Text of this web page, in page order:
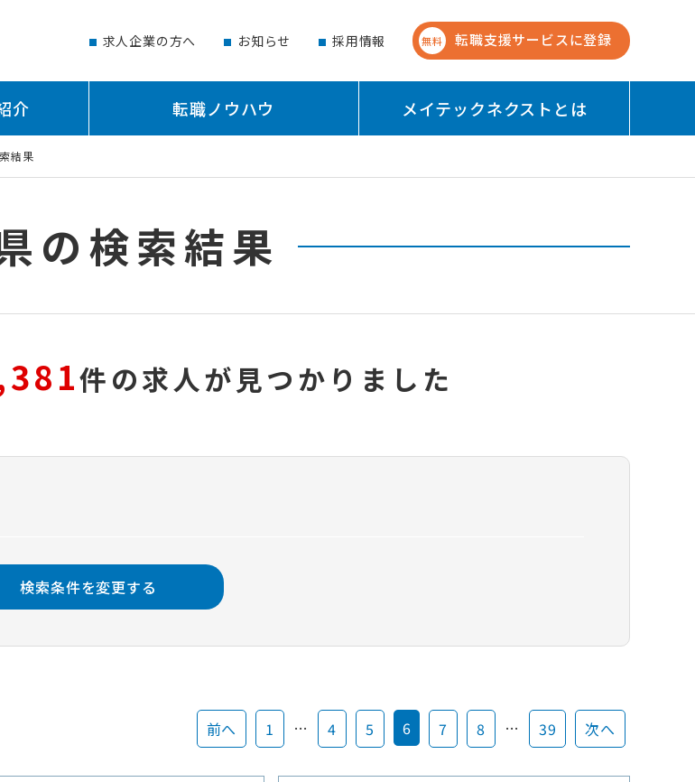
求人企業の方へ お知らせ 採用情報 無料 転職支援サービスに登録
介 転職ノウハウ メイテックネクストとは
結果
の検索結果
件の求人が見つかりました
検索条件を変更する
前へ 1 … 4 5 6 7 8 … 39 次へ